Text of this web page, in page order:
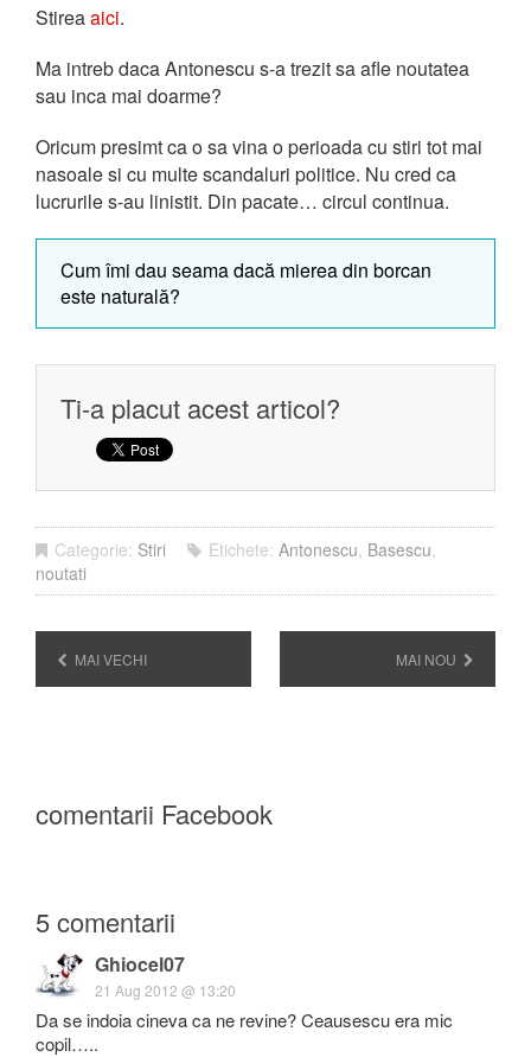
Stireaaici.
Ma intreb daca Antonescu s-a trezit sa afle noutatea
sau inca mai doarme?
Oricum presimt ca o sa vina o perioada cu stiri tot mai
nasoale si cu multe scandaluri politice. Nu cred ca
lucrurile s-au linistit. Din pacate… circul continua.
Cum îmi dau seama dacă mierea din borcan
este naturală?
Ti-a placut acest articol?
Categorie: Stiri Etichete: Antonescu, Basescu,
noutati
MAI VECHI MAI NOU
comentarii Facebook
5 comentarii
Ghiocel07
21 Aug 2012 @ 13:20
Da se indoia cineva ca ne revine? Ceausescu era mic
copil…..